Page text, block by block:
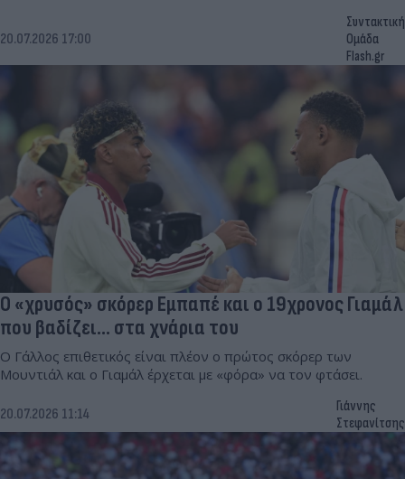
20.07.2026 17:00
Συντακτική
Ομάδα
Flash.gr
Ο «χρυσός» σκόρερ Εμπαπέ και ο 19χρονος Γιαμάλ
που βαδίζει... στα χνάρια του
Ο Γάλλος επιθετικός είναι πλέον ο πρώτος σκόρερ των
Μουντιάλ και ο Γιαμάλ έρχεται με «φόρα» να τον φτάσει.
20.07.2026 11:14
Γιάννης
Στεφανίτσης